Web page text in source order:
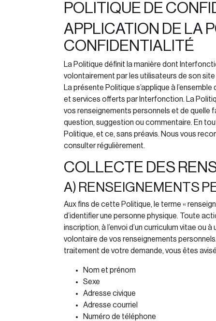
POLITIQUE DE
APPLICATION DE LA
CONFIDENTIALITÉ
La Politique définit la manière dont
volontairement par les utilisateurs de son
La présente Politique s’applique à
et services offerts par Interfonction. La
vos renseignements personnels et de
question, suggestion ou commentaire. En
Politique, et ce, sans préavis. Nous vous
consulter régulièrement.
COLLECTE DES
A) RENSEIGNEMENTS
Aux fins de cette Politique, le terme «
d’identifier une personne physique. Toute
inscription, à l’envoi d’un curriculum vitae
volontaire de vos renseignements
traitement de votre demande, vous êtes
Nom et prénom
Sexe
Adresse civique
Adresse courriel
Numéro de téléphone